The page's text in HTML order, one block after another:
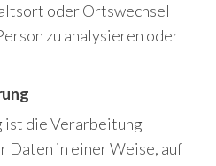
oder Ortswechsel
zu analysieren oder
ist die Verarbeitung
Daten in einer Weise, auf